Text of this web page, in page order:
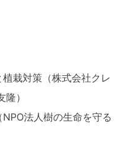
栽対策（株式会社クレ
）
法人樹の生命を守る